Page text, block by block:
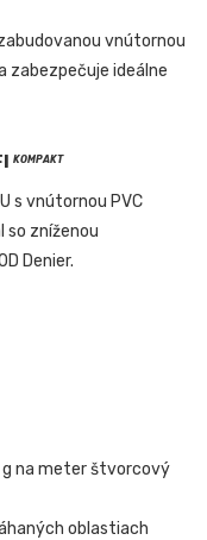
vnútornou
zabezpečuje ideálne
KOMPAKT
s vnútornou PVC
so zníženou
Denier.
na meter štvorcový
oblastiach